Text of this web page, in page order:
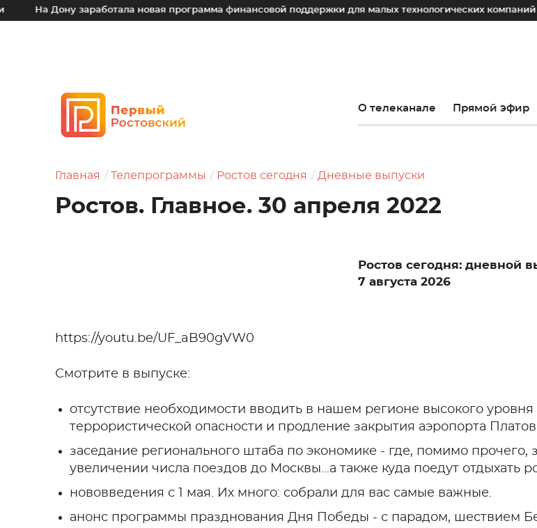
заработала новая программа финансовой поддержки для малых технологических компаний Юрий
О телеканале Прямой эфир
Главная Телепрограммы Ростов сегодня Дневные выпуски
Ростов. Главное. 30 апреля 2022
Ростов сегодня: дневной
7 августа 2026
https://youtu.be/UF_aB90gVW0
Смотрите в выпуске:
отсутствие необходимости вводить в нашем регионе высокого уровня
террористической опасности и продление закрытия аэропорта
заседание регионального штаба по экономике - где, помимо прочего,
увеличении числа поездов до Москвы…а также куда поедут отдыхать
нововведения с 1 мая. Их много: собрали для вас самые важные.
анонс программы празднования Дня Победы - с парадом, шествием